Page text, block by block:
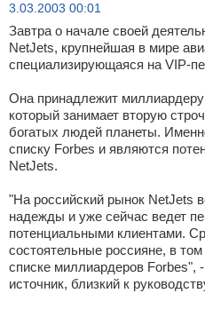
3.03.2003 00:01
Завтра о начале своей
NetJets, крупнейшая в мире
специализирующаяся на VIP-
Она принадлежит
который занимает вторую
богатых людей планеты.
списку Forbes и являются
NetJets.
"На российский рынок NetJets
надежды и уже сейчас ведет
потенциальными клиентами.
состоятельные россияне, в
списке миллиардеров Forbes",
источник, близкий к